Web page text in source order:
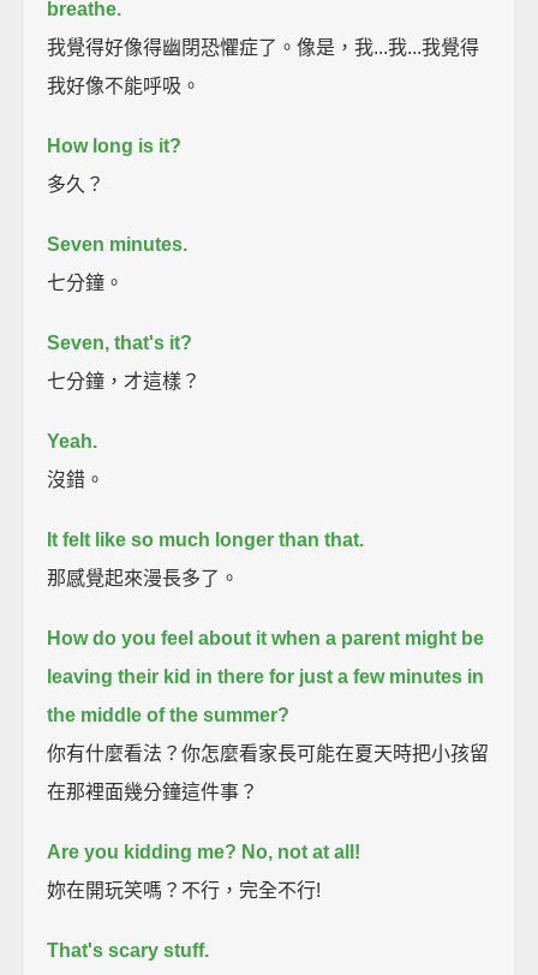
breathe.
我覺得好像得幽閉恐懼症了。像是，我...我...我覺得
我好像不能呼吸。
How long is it?
多久？
Seven minutes.
七分鐘。
Seven, that's it?
七分鐘，才這樣？
Yeah.
沒錯。
It felt like so much longer than that.
那感覺起來漫長多了。
How do you feel about it when a parent might be
leaving their kid in there for just a few minutes in
the middle of the summer?
你有什麼看法？你怎麼看家長可能在夏天時把小孩留
在那裡面幾分鐘這件事？
Are you kidding me? No, not at all!
妳在開玩笑嗎？不行，完全不行!
That's scary stuff.